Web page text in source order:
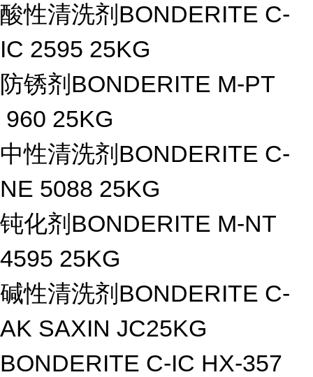
酸性清洗剂BONDERITE C-
IC 2595 25KG
防锈剂BONDERITE M-PT
960 25KG
中性清洗剂BONDERITE C-
NE 5088 25KG
钝化剂BONDERITE M-NT
4595 25KG
碱性清洗剂BONDERITE C-
AK SAXIN JC25KG
BONDERITE C-IC HX-357